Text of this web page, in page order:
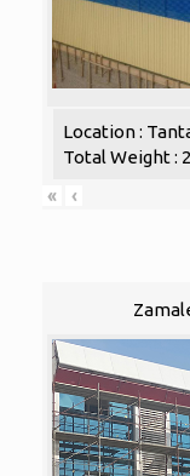
Location :
Total Weight :
«
‹